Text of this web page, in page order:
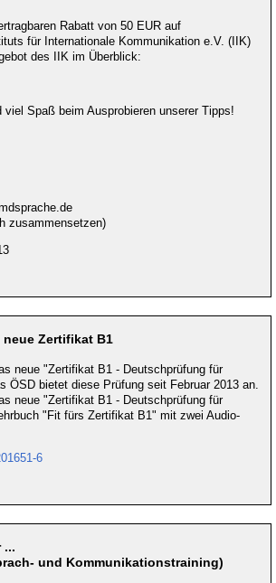
Rabatt von 50 EUR auf
für Internationale Kommunikation e.V. (IIK)
des IIK im Überblick:
Spaß beim Ausprobieren unserer Tipps!
zusammensetzen)
neue Zertifikat B1
neue "Zertifikat B1 - Deutschprüfung für
ÖSD bietet diese Prüfung seit Februar 2013 an.
neue "Zertifikat B1 - Deutschprüfung für
"Fit fürs Zertifikat B1" mit zwei Audio-
6
...
und Kommunikationstraining)